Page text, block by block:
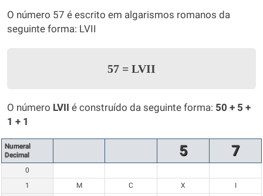
O número 57 é escrito em algarismos romanos da
seguinte forma: LVII
57 = LVII
O número LVII é construído da seguinte forma: 50 + 5 +
1 + 1
Numeral
Decimal
5 7
0
1
M C X
I